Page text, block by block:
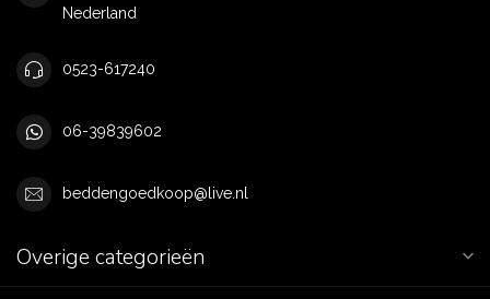
Nederland
0523-617240
06-39839602
beddengoedkoop@live.nl
Overige categorieën